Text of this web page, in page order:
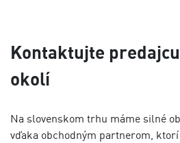
Kontaktujte
okolí
Na slovenskom trhu máme silné
vďaka obchodným partnerom,